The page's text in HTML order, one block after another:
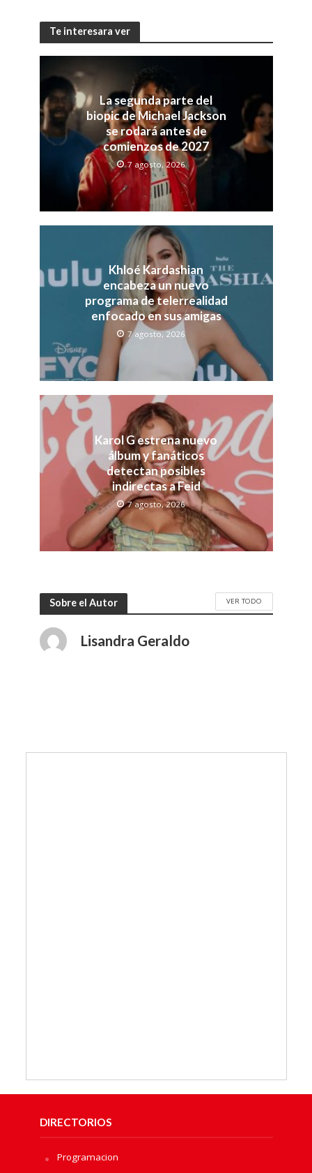
Te interesara ver
La segunda parte del
biopic de Michael Jackson
se rodará antes de
comienzos de 2027
7 agosto, 2026
Khloé Kardashian
encabeza un nuevo
programa de telerrealidad
enfocado en sus amigas
7 agosto, 2026
Karol G estrena nuevo
álbum y fanáticos
detectan posibles
indirectas a Feid
7 agosto, 2026
Sobre el Autor VER TODO
Lisandra Geraldo
DIRECTORIOS
Programacion